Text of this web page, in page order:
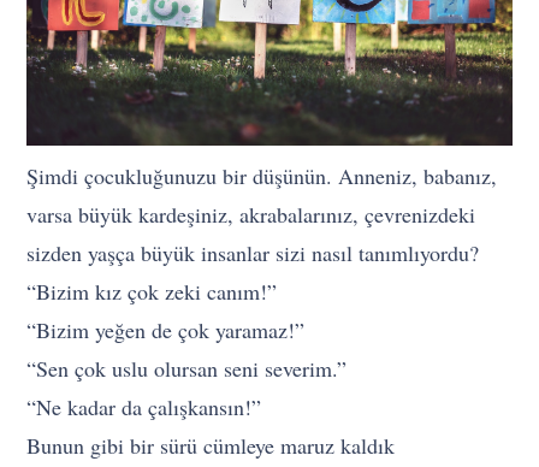
Şimdi çocukluğunuzu bir düşünün. Anneniz, babanız,
varsa büyük kardeşiniz, akrabalarınız, çevrenizdeki
sizden yaşça büyük insanlar sizi nasıl tanımlıyordu?
“Bizim kız çok zeki canım!”
“Bizim yeğen de çok yaramaz!”
“Sen çok uslu olursan seni severim.”
“Ne kadar da çalışkansın!”
Bunun gibi bir sürü cümleye maruz kaldık